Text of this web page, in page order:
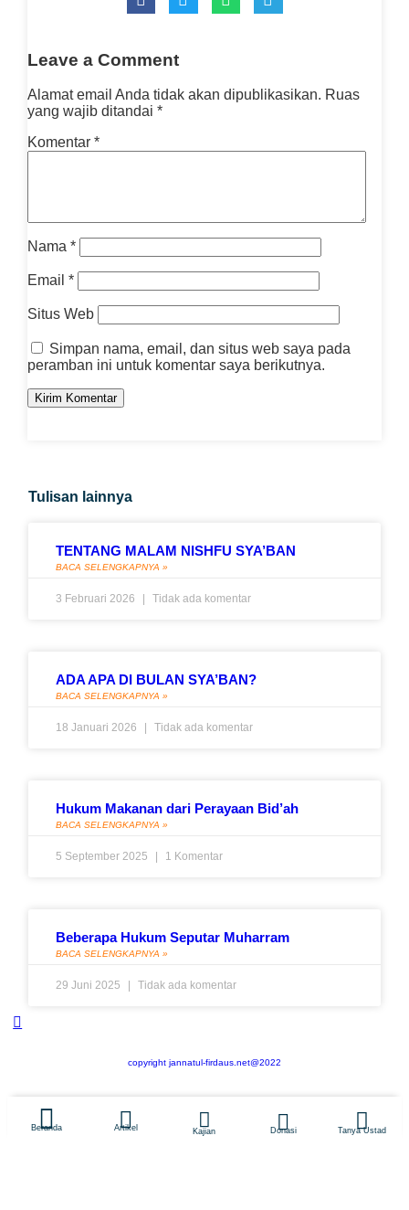
Leave a Comment
Alamat email Anda tidak akan dipublikasikan. Ruas
yang wajib ditandai *
Komentar *
Nama *
Email *
Situs Web
Simpan nama, email, dan situs web saya pada
peramban ini untuk komentar saya berikutnya.
Tulisan lainnya
TENTANG MALAM NISHFU SYA’BAN
BACA SELENGKAPNYA »
3 Februari 2026 Tidak ada komentar
ADA APA DI BULAN SYA’BAN?
BACA SELENGKAPNYA »
18 Januari 2026 Tidak ada komentar
Hukum Makanan dari Perayaan Bid’ah
BACA SELENGKAPNYA »
5 September 2025 1 Komentar
Beberapa Hukum Seputar Muharram
BACA SELENGKAPNYA »
29 Juni 2025 Tidak ada komentar
copyright jannatul-firdaus.net@2022
Beranda Artikel Kajian Donasi Tanya Ustad